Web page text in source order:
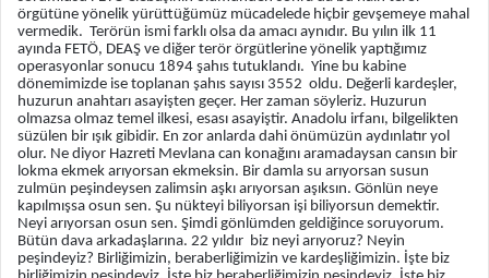
örgütüne yönelik yürüttüğümüz mücadelede hiçbir gevşemeye mahal
vermedik. Terörün ismi farklı olsa da amacı aynıdır. Bu yılın ilk 11
ayında FETÖ, DEAŞ ve diğer terör örgütlerine yönelik yaptığımız
operasyonlar sonucu 1894 şahıs tutuklandı. Yine bu kabine
dönemimizde ise toplanan şahıs sayısı 3552 oldu. Değerli kardeşler,
huzurun anahtarı asayişten geçer. Her zaman söyleriz. Huzurun
olmazsa olmaz temel ilkesi, esası asayiştir. Anadolu irfanı, bilgelikten
süzülen bir ışık gibidir. En zor anlarda dahi önümüzün aydınlatır yol
olur. Ne diyor Hazreti Mevlana can konağını aramadaysan cansın bir
lokma ekmek arıyorsan ekmeksin. Bir damla su arıyorsan susun
zulmün peşindeysen zalimsin aşkı arıyorsan aşıksın. Gönlün neye
kapılmışsa osun sen. Şu nükteyi biliyorsan işi biliyorsun demektir.
Neyi arıyorsan osun sen. Şimdi gönlümden geldiğince soruyorum.
Bütün dava arkadaşlarına. 22 yıldır biz neyi arıyoruz? Neyin
peşindeyiz? Birliğimizin, beraberliğimizin ve kardeşliğimizin. İşte biz